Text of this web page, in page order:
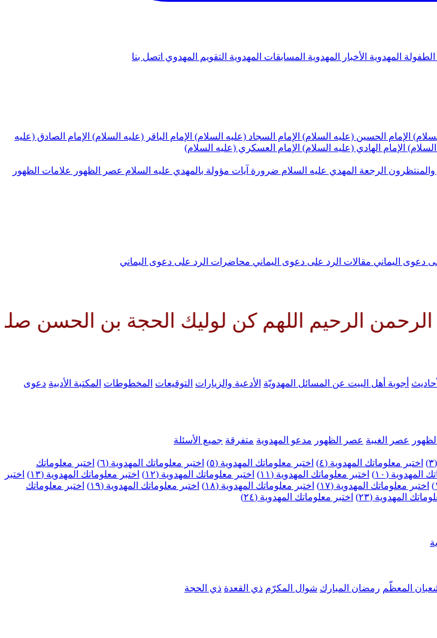
الطفولة المهدوية الأخبار المهدوية المسابقات المهدوية التقويم المهدوي اتصل بنا
الإمام الحسين (عليه السلام) الإمام السجاد (عليه السلام) الإمام الباقر (عليه السلام) الإمام الصادق (عليه
السلام) الإمام الهادي (عليه السلام) الإمام العسكري (عليه السلام)
والمنتظرون الرجعة المهدي عليه السلام ضرورة آيات مؤولة بالمهدي عليه السلام عصر الظهور
علامات الظهور
دعوى اليماني مقالات الرد على دعوى اليماني محاضرات الرد على دعوى اليماني
اللهم كن لوليك الحجة بن الحسن صلواتك
أجوبة أهل البيت عن المسائل المهدويّة الأدعية والزيارات التوقيعات المخطوطات المكتبة الأدبية دعوى
عصر الغيبة عصر الظهور مدعو المهدوية متفرقة جميع الأسئلة
اختبر معلوماتك المهدوية (٤) اختبر معلوماتك المهدوية (٥) اختبر معلوماتك المهدوية (٦)
اختبر معلوماتك
المهدوية (١٠) اختبر معلوماتك المهدوية (١١) اختبر معلوماتك المهدوية (١٢) اختبر معلوماتك المهدوية (١٣)
اختبر
اختبر معلوماتك المهدوية (١٧) اختبر معلوماتك المهدوية (١٨) اختبر معلوماتك المهدوية (١٩)
اختبر معلوماتك
المهدوية (٢٣)
اختبر معلوماتك المهدوية (٢٤)
المعظّم رمضان المبارك شوال المكرّم ذي القعدة ذي الحجة